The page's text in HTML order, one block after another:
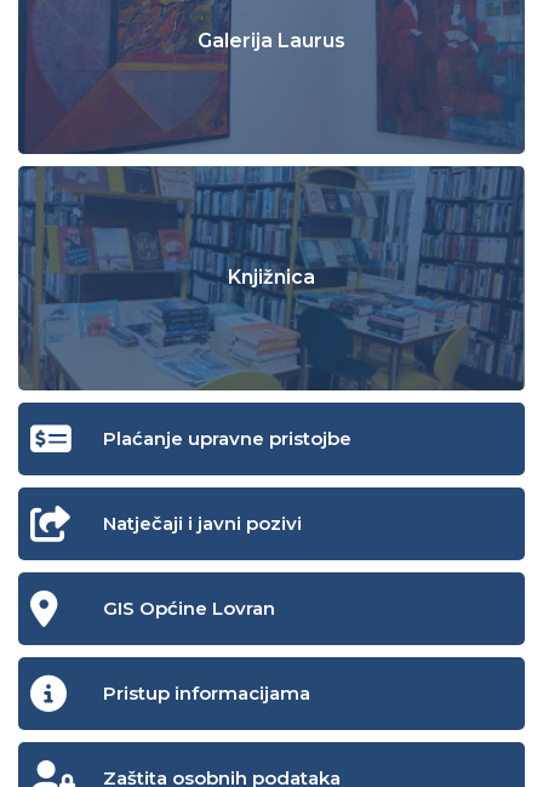
Galerija Laurus
Knjižnica
Plaćanje upravne pristojbe
Natječaji i javni pozivi
GIS Općine Lovran
Pristup informacijama
Zaštita osobnih podataka